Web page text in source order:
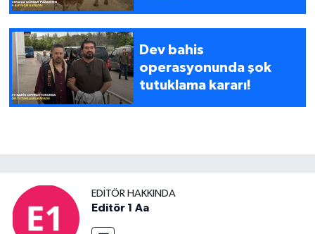
Dev bahis
operasyonunda şok
tutuklama kararı!
EDITÖR HAKKINDA
Editör 1 Aa